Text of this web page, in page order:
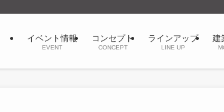
イベント情報
EVENT
コンセプト
CONCEPT
ラインアップ
LINE UP
建